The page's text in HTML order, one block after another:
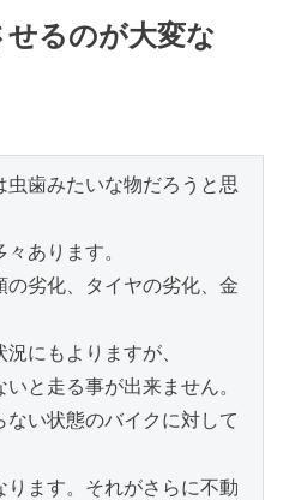
るのが大変な
歯みたいな物だろうと思
あります。
劣化、タイヤの劣化、金
にもよりますが、
と走る事が出来ません。
い状態のバイクに対して
ます。それがさらに不動